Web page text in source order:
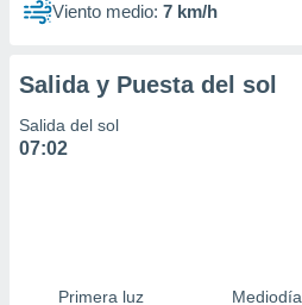
Viento medio: 7 km/h
Salida y Puesta del sol
Salida del sol
07:02
Primera luz
Mediodía